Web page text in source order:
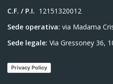
C.F. / P.I. 12151320012
Sede operativa: via Madama
Sede legale: Via Gressoney 36,
Privacy Policy